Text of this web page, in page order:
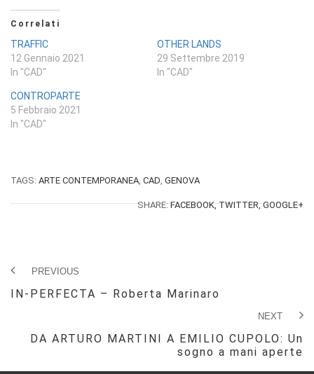
Correlati
TRAFFIC
12 Gennaio 2021
In "CAD"
OTHER LANDS
29 Settembre 2019
In "CAD"
CONTROPARTE
5 Febbraio 2021
In "CAD"
TAGS: ARTE CONTEMPORANEA, CAD, GENOVA
SHARE:FACEBOOK, TWITTER, GOOGLE+
PREVIOUS
IN-PERFECTA – Roberta Marinaro
NEXT
DA ARTURO MARTINI A EMILIO CUPOLO: Un
sogno a mani aperte